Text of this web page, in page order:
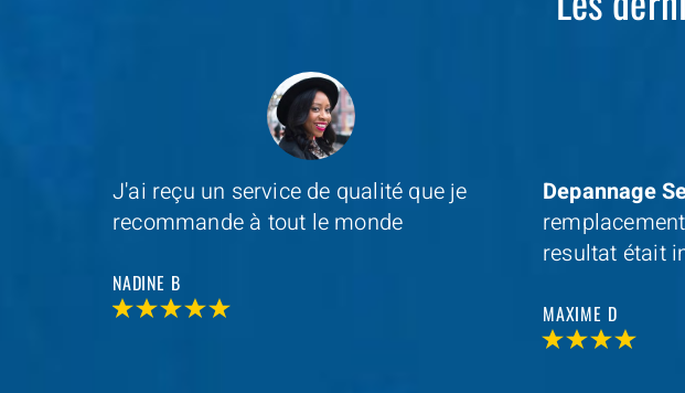
Depannage Servicess'est occupé du
remplacement de ma serrure et le
MAXIME D
Je cherchais
chez moi et
j'ai trouvé et je
VALERIE V